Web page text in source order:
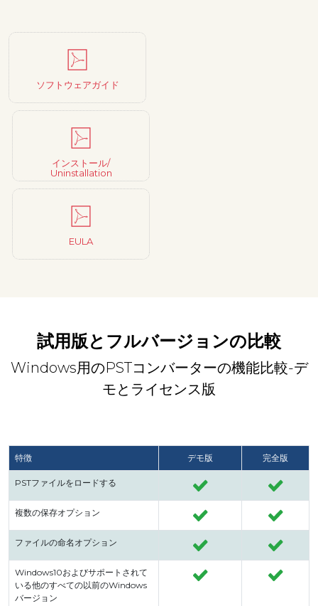
ソフトウェアガイド
インストール/
Uninstallation
EULA
試用版とフルバージョンの比較
Windows用のPSTコンバーターの機能比較-デ
モとライセンス版
特徴 デモ版 完全版
PSTファイルをロードする
複数の保存オプション
ファイルの命名オプション
Windows10およびサポートされて
いる他のすべての以前のWindows
バージョン